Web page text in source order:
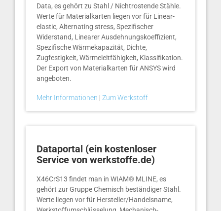
Data, es gehört zu Stahl / Nichtrostende Stähle.
Werte für Materialkarten liegen vor für Linear-
elastic, Alternating stress, Spezifischer
Widerstand, Linearer Ausdehnungskoeffizient,
Spezifische Wärmekapazität, Dichte,
Zugfestigkeit, Wärmeleitfähigkeit, Klassifikation.
Der Export von Materialkarten für ANSYS wird
angeboten.
Mehr Informationen | Zum Werkstoff
Dataportal (ein kostenloser
Service von werkstoffe.de)
X46CrS13 findet man in WIAM® MLINE, es
gehört zur Gruppe Chemisch beständiger Stahl.
Werte liegen vor für Hersteller/Handelsname,